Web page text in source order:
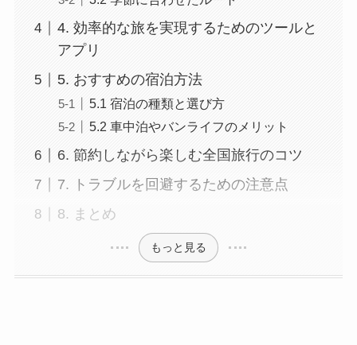
4. 効率的な旅を実現するためのツールと
アプリ
5. おすすめの宿泊方法
5.1 宿泊の種類と選び方
5.2 車中泊やバンライフのメリット
6. 節約しながら楽しむ全国旅行のコツ
7. トラブルを回避するための注意点
8. まとめ
もっと見る